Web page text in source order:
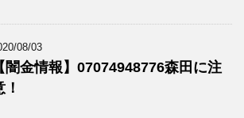
08/03
【闇金情報】07074948776森田に注
！